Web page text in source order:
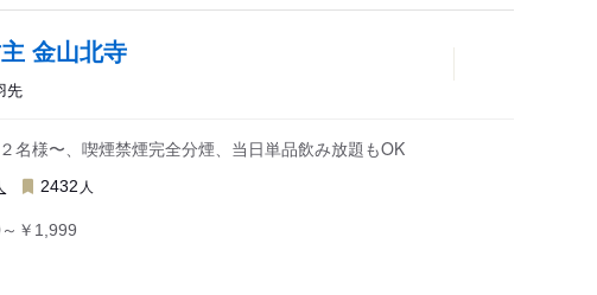
金山北寺
先
名様〜、喫煙禁煙完全分煙、当日単品飲み放題もOK
2432 人
￥1,999